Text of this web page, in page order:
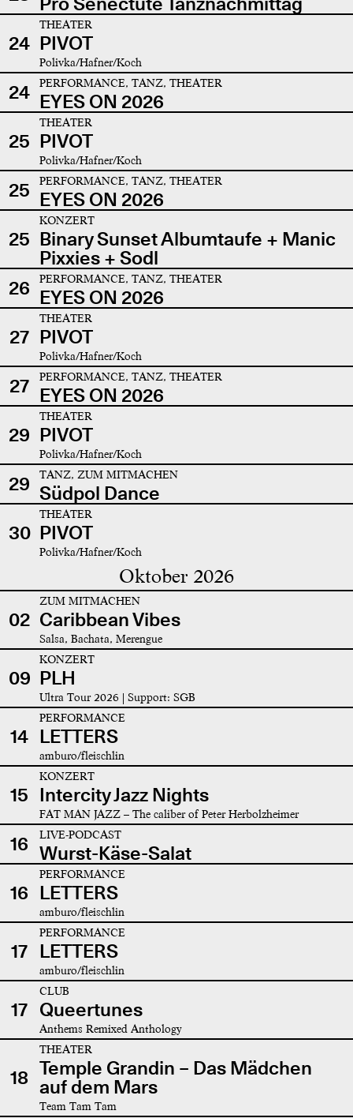
24
THEATER
PIVOT
Polivka/Hafner/Koch
24 PERFORMANCE, TANZ, THEATER
EYES ON 2026
25
THEATER
PIVOT
Polivka/Hafner/Koch
25 PERFORMANCE, TANZ, THEATER
EYES ON 2026
25
KONZERT
Binary Sunset Albumtaufe + Manic
Pixxies + Sodl
26
PERFORMANCE, TANZ, THEATER
EYES ON 2026
27
THEATER
PIVOT
Polivka/Hafner/Koch
27 PERFORMANCE, TANZ, THEATER
EYES ON 2026
29
THEATER
PIVOT
Polivka/Hafner/Koch
29 TANZ, ZUM MITMACHEN
Südpol Dance
30
THEATER
PIVOT
Polivka/Hafner/Koch
Oktober 2026
02
ZUM MITMACHEN
Caribbean Vibes
Salsa, Bachata, Merengue
09
KONZERT
PLH
Ultra Tour 2026 | Support: SGB
14
PERFORMANCE
LETTERS
amburo/fleischlin
15
KONZERT
Intercity Jazz Nights
FAT MAN JAZZ – The caliber of Peter Herbolzheimer
16 LIVE-PODCAST
Wurst-Käse-Salat
16
PERFORMANCE
LETTERS
amburo/fleischlin
17
PERFORMANCE
LETTERS
amburo/fleischlin
17
CLUB
Queertunes
Anthems Remixed Anthology
18
THEATER
Temple Grandin – Das Mädchen
auf dem Mars
Team Tam Tam